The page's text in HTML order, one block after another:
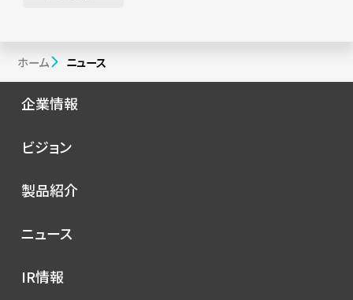
ホーム ニュース
企業情報
会社概要
ビジョン
トップメッセージ
製品紹介
コンセプト
シノプスのこだわり
ニュース
プレスリリース
IR情報